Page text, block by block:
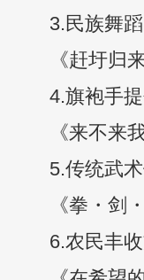
3.民族舞蹈
《赶圩归来
4.旗袍手提
《来不来我
5.传统武术
《拳・剑・
6.农民丰收